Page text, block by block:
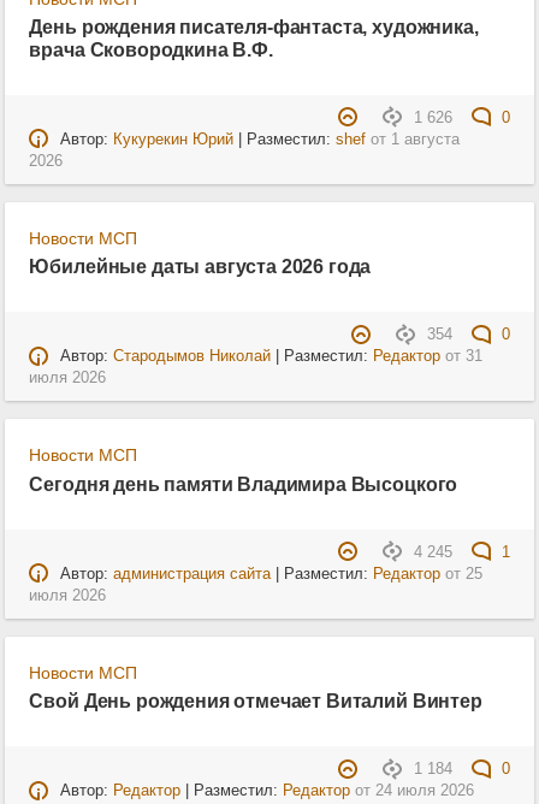
День рождения писателя-фантаста, художника,
врача Сковородкина В.Ф.
1 626
0
Автор: Кукурекин Юрий| Разместил: shefот 1 августа
2026
Новости МСП
Юбилейные даты августа 2026 года
354
0
Автор: Стародымов Николай| Разместил: Редакторот 31
июля 2026
Новости МСП
Сегодня день памяти Владимира Высоцкого
4 245
1
Автор: администрация сайта| Разместил: Редакторот 25
июля 2026
Новости МСП
Свой День рождения отмечает Виталий Винтер
1 184
0
Автор: Редактор| Разместил: Редакторот 24 июля 2026